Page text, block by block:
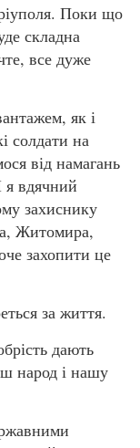
Поки що
складна
все дуже
як і
солдати на
від намагань
я вдячний
захиснику
Житомира,
захопити це
за життя.
дають
народ і нашу